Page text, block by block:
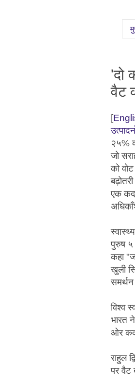
'दो
वैट
[
२५%
जो
को
एक
पुरुष ५
कहा
खुली
विश्व
भारत
ओर
राहुल
पर वैट